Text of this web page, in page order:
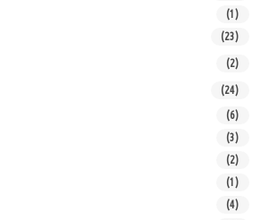
(1)
(23)
(2)
(24)
(6)
(3)
(2)
(1)
(4)